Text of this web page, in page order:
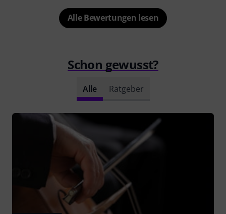
Alle Bewertungen lesen
Schon gewusst?
Alle Ratgeber